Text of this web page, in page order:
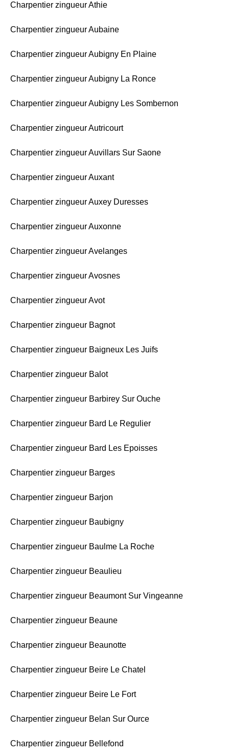
Charpentier zingueur Athie
Charpentier zingueur Aubaine
Charpentier zingueur Aubigny En Plaine
Charpentier zingueur Aubigny La Ronce
Charpentier zingueur Aubigny Les Sombernon
Charpentier zingueur Autricourt
Charpentier zingueur Auvillars Sur Saone
Charpentier zingueur Auxant
Charpentier zingueur Auxey Duresses
Charpentier zingueur Auxonne
Charpentier zingueur Avelanges
Charpentier zingueur Avosnes
Charpentier zingueur Avot
Charpentier zingueur Bagnot
Charpentier zingueur Baigneux Les Juifs
Charpentier zingueur Balot
Charpentier zingueur Barbirey Sur Ouche
Charpentier zingueur Bard Le Regulier
Charpentier zingueur Bard Les Epoisses
Charpentier zingueur Barges
Charpentier zingueur Barjon
Charpentier zingueur Baubigny
Charpentier zingueur Baulme La Roche
Charpentier zingueur Beaulieu
Charpentier zingueur Beaumont Sur Vingeanne
Charpentier zingueur Beaune
Charpentier zingueur Beaunotte
Charpentier zingueur Beire Le Chatel
Charpentier zingueur Beire Le Fort
Charpentier zingueur Belan Sur Ource
Charpentier zingueur Bellefond